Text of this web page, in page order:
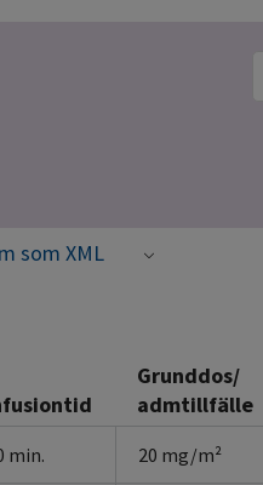
som XML
Grunddos/
admtillfälle
min. 20 mg/m²